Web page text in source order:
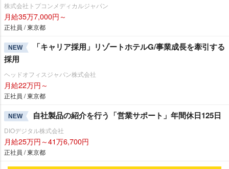
株式会社トプコンメディカルジャパン
月給35万7,000円～
正社員 / 東京都
NEW
「キャリア採用」リゾートホテルG/事業成長を牽引する
採用
ヘッドオフィスジャパン株式会社
月給22万円～
正社員 / 東京都
NEW 自社製品の紹介を行う「営業サポート」年間休日125日
DIOデジタル株式会社
月給25万円～41万6,700円
正社員 / 東京都